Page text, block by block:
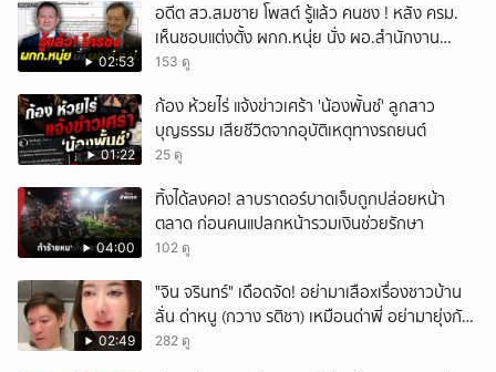
02:53
อดีต สว.สมชาย โพสต์ รู้แล้ว คนชง ! หลัง ครม.
เห็นชอบแต่งตั้ง ผกก.หนุ่ย นั่ง ผอ.สำนักงาน
ป.ย.ป.
153 ดู
01:22
ก้อง ห้วยไร่ แจ้งข่าวเศร้า 'น้องพั้นช์' ลูกสาว
บุญธรรม เสียชีวิตจากอุบัติเหตุทางรถยนต์
25 ดู
04:00
ทิ้งได้ลงคอ! ลาบราดอร์บาดเจ็บถูกปล่อยหน้า
ตลาด ก่อนคนแปลกหน้ารวมเงินช่วยรักษา
102 ดู
02:49
ั่"จิน จรินทร์" เดือดจัด! อย่ามาเสือxเรื่องชาวบ้าน
ลั่น ด่าหนู (กวาง รติชา) เหมือนด่าพี่ อย่ามายุ่งกับ
คนของผม จบ!!!
282 ดู